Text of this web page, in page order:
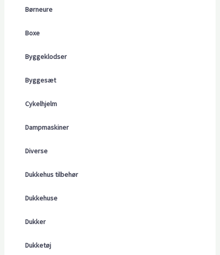
Børneure
Boxe
Byggeklodser
Byggesæt
Cykelhjelm
Dampmaskiner
Diverse
Dukkehus tilbehør
Dukkehuse
Dukker
Dukketøj